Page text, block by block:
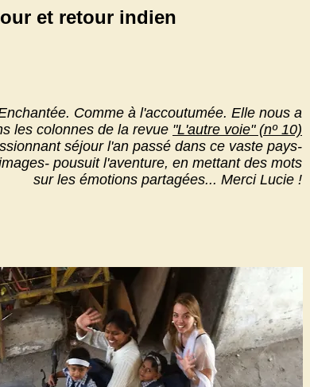
et retour indien
Comme à l'accoutumée. Elle nous a
les colonnes de la revue "L'autre voie" (nº 10)
séjour l'an passé dans ce vaste pays-
pousuit l'aventure, en mettant des mots
sur les émotions partagées... Merci Lucie !